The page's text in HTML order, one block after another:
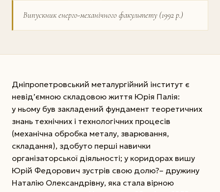
Випускник енерго-механічного факультету (1992 р.)
Дніпропетровський металургійний інститут є
невід’ємною складовою життя Юрія Палія:
у ньому був закладений фундамент теоретичних
знань технічних і технологічних процесів
(механічна обробка металу, зварювання,
складання), здобуто перші навички
організаторської діяльності; у коридорах вишу
Юрій Федорович зустрів свою долю?– дружину
Наталію Олександрівну, яка стала вірною